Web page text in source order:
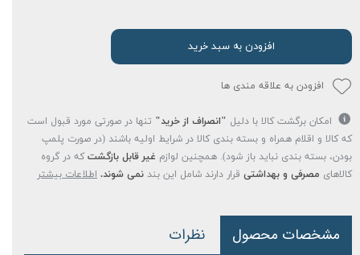
افزودن به سبد خرید
افزودن به علاقه مندی ها
امکان برگشت کالا با دلیل "انصراف از خرید" تنها در صورتی مورد قبول است
که کالا و اقلام همراه و بسته بندی کالا در شرایط اولیه باشند (در صورت پلمپ
بودن، بسته بندی نباید باز شود). همچنین لوازم غیر قابل بازگشت که در گروه
کالاهای مصرفی و بهداشتی قرار دارند شامل این بند نمی شوند. اطلاعات بیشتر
مشخصات محصول نظرات